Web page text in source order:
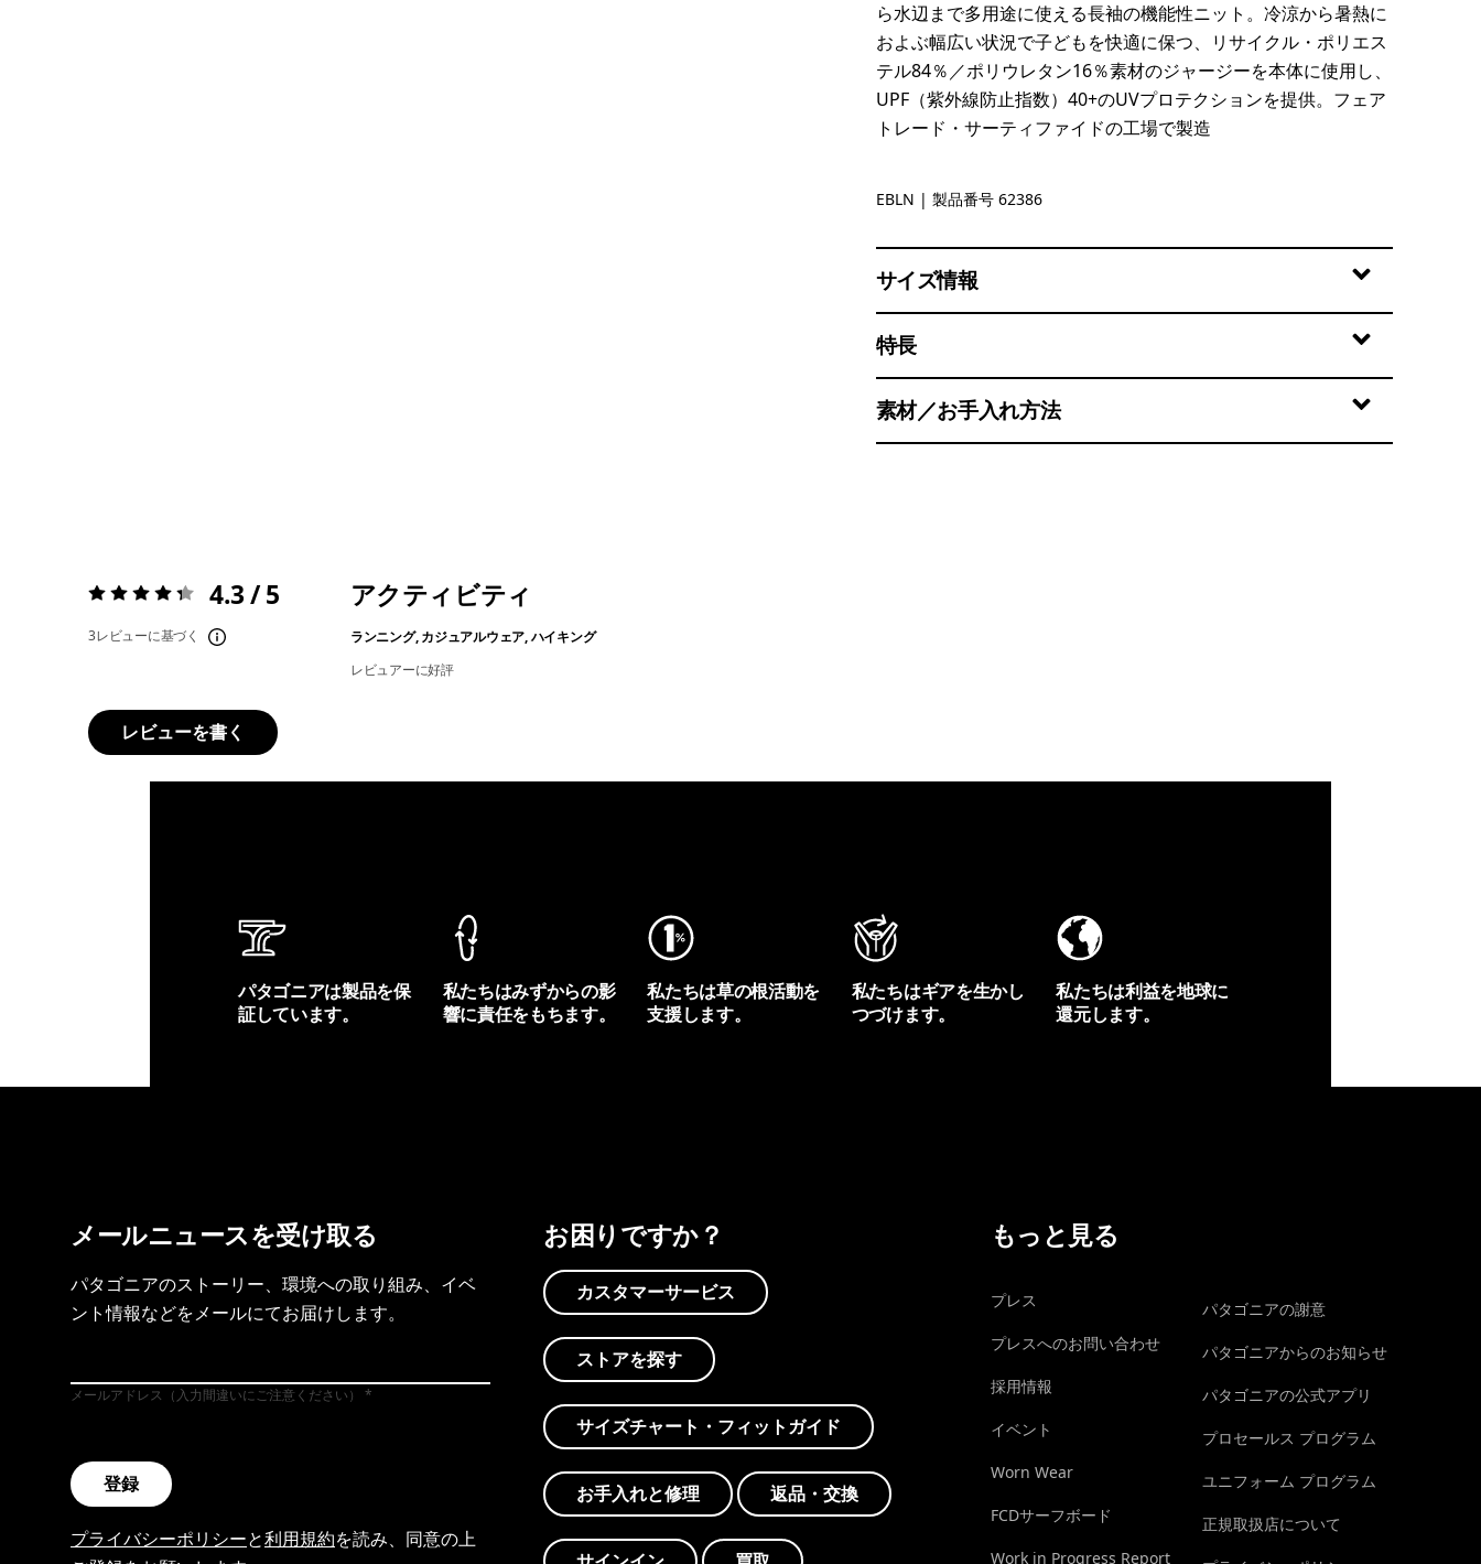
ら水辺まで多用途に使える長袖の機能性ニット。冷涼から暑熱に
およぶ幅広い状況で子どもを快適に保つ、リサイクル・ポリエス
テル84％／ポリウレタン16％素材のジャージーを本体に使用し、
UPF（紫外線防止指数）40+のUVプロテクションを提供。フェア
トレード・サーティファイドの工場で製造
Eat the Bait: Lemon Zest
EBLN | 製品番号 62386
サイズ情報
特長
素材／お手入れ方法
評価:4.3 / 5 4.3 / 5
3レビューに基づく
アクティビティ
ランニング, カジュアルウェア, ハイキング
レビュアーに好評
レビューを書く
パタゴニアは製品を保
証しています。
私たちはみずからの影
響に責任をもちます。
私たちは草の根活動を
支援します。
私たちはギアを生かし
つづけます。
私たちは利益を地球に
還元します。
メールニュースを受け取る
パタゴニアのストーリー、環境への取り組み、イベ
ント情報などをメールにてお届けします。
メールアドレス（入力間違いにご注意ください）
登録
プライバシーポリシーと利用規約を読み、同意の上
お困りですか？
カスタマーサービス
ストアを探す
サイズチャート・フィットガイド
お手入れと修理 返品・交換
もっと見る
プレス
プレスへのお問い合わせ
採用情報
イベント
Worn Wear
FCDサーフボード
Work in Progress Report
パタゴニアの謝意
パタゴニアからのお知らせ
パタゴニアの公式アプリ
プロセールス プログラム
ユニフォーム プログラム
正規取扱店について